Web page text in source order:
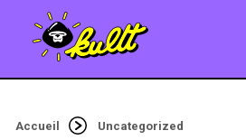
Accueil Uncategorized